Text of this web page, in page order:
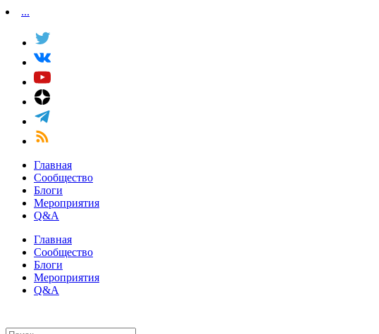
...
Главная
Сообщество
Блоги
Мероприятия
Q&A
Главная
Сообщество
Блоги
Мероприятия
Q&A